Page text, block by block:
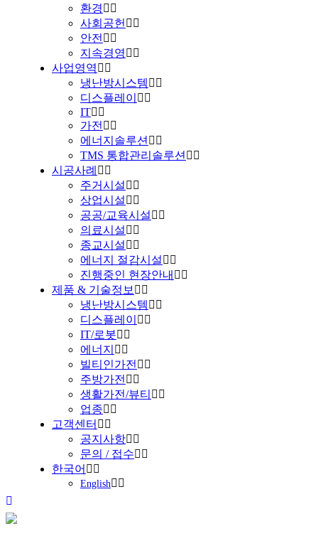
환경
사회공헌
안전
지속경영
사업영역
냉난방시스템
디스플레이
IT
가전
에너지솔루션
TMS 통합관리솔루션
시공사례
주거시설
상업시설
공공/교육시설
의료시설
종교시설
에너지 절감시설
진행중인 현장안내
제품 & 기술정보
냉난방시스템
디스플레이
IT/로봇
에너지
빌티인가전
주방가전
생활가전/뷰티
업종
고객센터
공지사항
문의 / 접수
한국어
English